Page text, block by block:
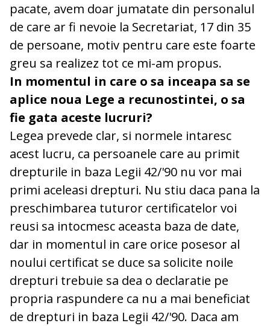
pacate, avem doar jumatate din personalul
de care ar fi nevoie la Secretariat, 17 din 35
de persoane, motiv pentru care este foarte
greu sa realizez tot ce mi-am propus.
In momentul in care o sa inceapa sa se
aplice noua Lege a recunostintei, o sa
fie gata aceste lucruri?
Legea prevede clar, si normele intaresc
acest lucru, ca persoanele care au primit
drepturile in baza Legii 42/'90 nu vor mai
primi aceleasi drepturi. Nu stiu daca pana la
preschimbarea tuturor certificatelor voi
reusi sa intocmesc aceasta baza de date,
dar in momentul in care orice posesor al
noului certificat se duce sa solicite noile
drepturi trebuie sa dea o declaratie pe
propria raspundere ca nu a mai beneficiat
de drepturi in baza Legii 42/'90. Daca am